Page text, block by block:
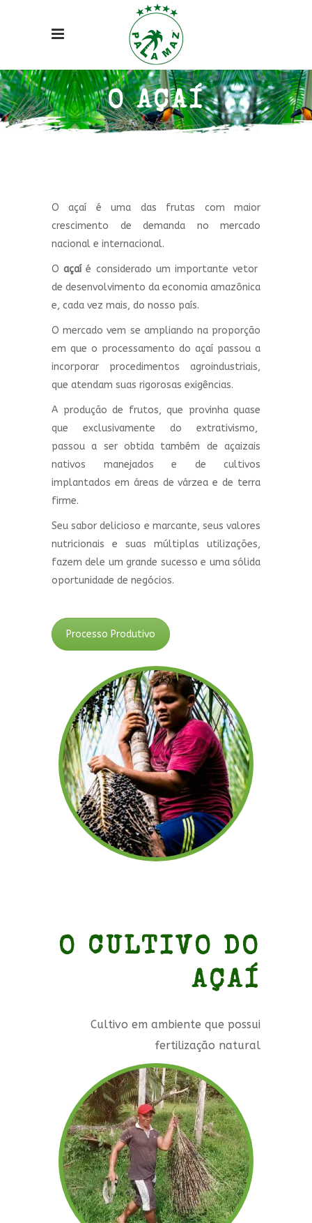
O AÇAÍ
O açaí é uma das frutas com maior
crescimento de demanda no mercado
nacional e internacional.
Oaçaíé considerado um importante vetor
de desenvolvimento da economia amazônica
e, cada vez mais, do nosso país.
O mercado vem se ampliando na proporção
em que o processamento do açaí passou a
incorporar procedimentos agroindustriais,
que atendam suas rigorosas exigências.
A produção de frutos, que provinha quase
que exclusivamente do extrativismo,
passou a ser obtida também de açaizais
nativos manejados e de cultivos
implantados em áreas de várzea e de terra
firme.
Seu sabor delicioso e marcante, seus valores
nutricionais e suas múltiplas utilizações,
fazem dele um grande sucesso e uma sólida
oportunidade de negócios.
Processo Produtivo
O CULTIVO DO
AÇAÍ
Cultivo em ambiente que possui
fertilização natural